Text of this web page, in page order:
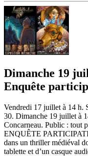
Dimanche 19
Enquête
Vendredi 17 juillet à 14 h.
30. Dimanche 19 juillet à
Concarneau. Public : tout
ENQUÊTE
dans un thriller médiéval
tablette et d’un casque